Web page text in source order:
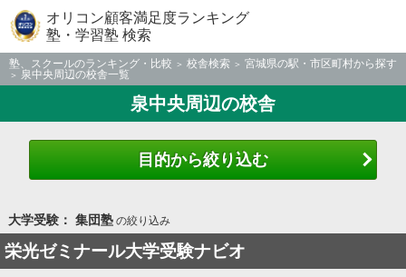
オリコン顧客満足度ランキング
塾・学習塾 検索
塾、スクールのランキング・比較 校舎検索
宮城県の駅・市区町村から探す
泉中央周辺の校舎一覧
泉中央周辺の校舎
目的から絞り込む
大学受験： 集団塾の絞り込み
栄光ゼミナール大学受験ナビオ